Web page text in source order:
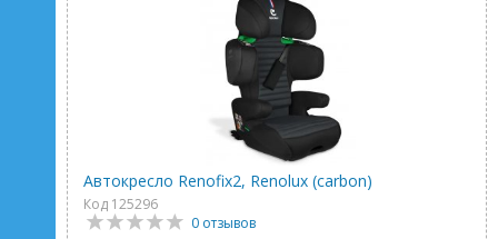
Автокресло Renofix2, Renolux (carbon)
Код 125296
0 отзывов